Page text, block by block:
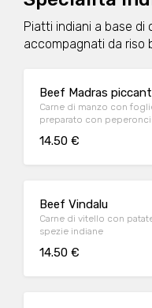
Piatti indiani a base di
accompagnati da riso
Beef Madras
Carne di manzo con
preparato con
14.50 €
Beef Vindalu
Carne di vitello con
spezie indiane
14.50 €